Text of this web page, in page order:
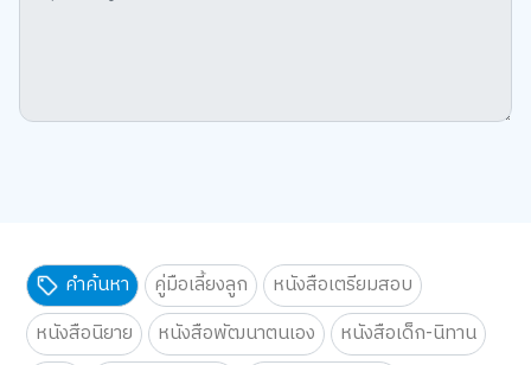
คำค้นหา คู่มือเลี้ยงลูก
หนังสือเตรียมสอบ
หนังสือนิยาย
หนังสือพัฒนาตนเอง
หนังสือเด็ก-นิทาน